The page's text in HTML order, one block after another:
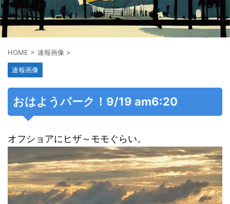
HOME > 速報画像 >
速報画像
おはようパーク！9/19 am6:20
オフショアにヒザ～モモぐらい。